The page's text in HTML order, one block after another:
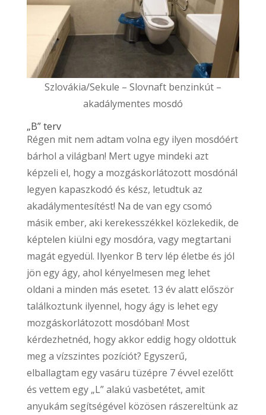
Szlovákia/Sekule – Slovnaft benzinkút –
akadálymentes mosdó
„B” terv
Régen mit nem adtam volna egy ilyen mosdóért
bárhol a világban! Mert ugye mindeki azt
képzeli el, hogy a mozgáskorlátozott mosdónál
legyen kapaszkodó és kész, letudtuk az
akadálymentesítést! Na de van egy csomó
másik ember, aki kerekesszékkel közlekedik, de
képtelen kiülni egy mosdóra, vagy megtartani
magát egyedül. Ilyenkor B terv lép életbe és jól
jön egy ágy, ahol kényelmesen meg lehet
oldani a minden más esetet. 13 év alatt először
találkoztunk ilyennel, hogy ágy is lehet egy
mozgáskorlátozott mosdóban! Most
kérdezhetnéd, hogy akkor eddig hogy oldottuk
meg a vízszintes pozíciót? Egyszerű,
elballagtam egy vasáru tüzépre 7 évvel ezelőtt
és vettem egy „L” alakú vasbetétet, amit
anyukám segítségével közösen rászereltünk az